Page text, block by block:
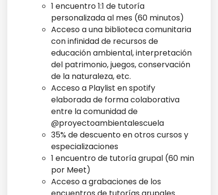
1 encuentro 1:1 de tutoría
personalizada al mes (60 minutos)
Acceso a una biblioteca comunitaria
con infinidad de recursos de
educación ambiental, interpretación
del patrimonio, juegos, conservación
de la naturaleza, etc.
Acceso a Playlist en spotify
elaborada de forma colaborativa
entre la comunidad de
@proyectoambientalescuela
35% de descuento en otros cursos y
especializaciones
1 encuentro de tutoría grupal (60 min
por Meet)
Acceso a grabaciones de los